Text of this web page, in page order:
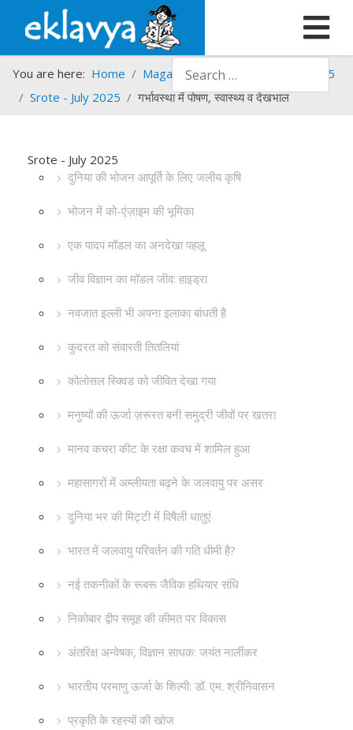
Search
You are here: Home Magazines Srote
Srote - 2025
Srote - July 2025
गर्भावस्था में पोषण, स्वास्थ्य व देखभाल
Srote - July 2025
दुनिया की भोजन आपूर्ति के लिए जलीय कृषि
भोजन में को-एंज़ाइम की भूमिका
एक पादप मॉडल का अनदेखा पहलू
जीव विज्ञान का मॉडल जीव: हाइड्रा
नवजात इल्ली भी अपना इलाका बांधती है
कुदरत को संवारती तितलियां
कोलोसल स्क्विड को जीवित देखा गया
मनुष्यों की ऊर्जा ज़रूरत बनी समुद्री जीवों पर खतरा
मानव कचरा कीट के रक्षा कवच में शामिल हुआ
महासागरों में अम्लीयता बढ़ने के जलवायु पर असर
दुनिया भर की मिट्टी में विषैली धातुएं
भारत में जलवायु परिवर्तन की गति धीमी है?
नई तकनीकों के रूबरू जैविक हथियार संधि
निकोबार द्वीप समूह की कीमत पर विकास
अंतरिक्ष अन्वेषक, विज्ञान साधक: जयंत नार्लीकर
भारतीय परमाणु ऊर्जा के शिल्पी: डॉ. एम. श्रीनिवासन
प्रकृति के रहस्यों की खोज